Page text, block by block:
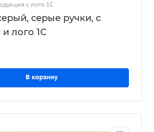
с лого 1С
серые ручки, с
лого 1С
В корзину